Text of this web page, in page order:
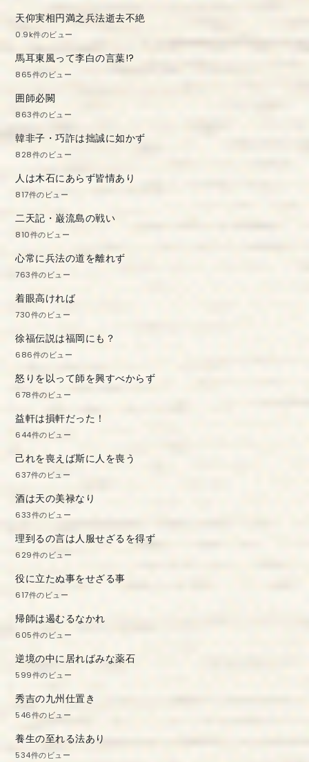
天仰実相円満之兵法逝去不絶
0.9k件のビュー
馬耳東風って李白の言葉!?
865件のビュー
囲師必闕
863件のビュー
韓非子・巧詐は拙誠に如かず
828件のビュー
人は木石にあらず皆情あり
817件のビュー
二天記・巌流島の戦い
810件のビュー
心常に兵法の道を離れず
763件のビュー
着眼高ければ
730件のビュー
徐福伝説は福岡にも？
686件のビュー
怒りを以って師を興すべからず
678件のビュー
益軒は損軒だった！
644件のビュー
己れを喪えば斯に人を喪う
637件のビュー
酒は天の美禄なり
633件のビュー
理到るの言は人服せざるを得ず
629件のビュー
役に立たぬ事をせざる事
617件のビュー
帰師は遏むるなかれ
605件のビュー
逆境の中に居ればみな薬石
599件のビュー
秀吉の九州仕置き
546件のビュー
養生の至れる法あり
534件のビュー